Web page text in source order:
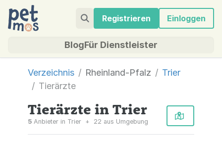
Registrieren Einloggen
BlogFür Dienstleister
Verzeichnis Rheinland-Pfalz
Trier
Tierärzte
Tierärzte in Trier
5 Anbieter in Trier + 22 aus Umgebung